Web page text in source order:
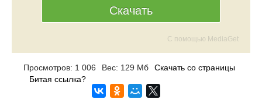
Скачать
С помощью MediaGet
Просмотров: 1 006 Вес: 129 Мб
Скачать со страницы
Битая ссылка?